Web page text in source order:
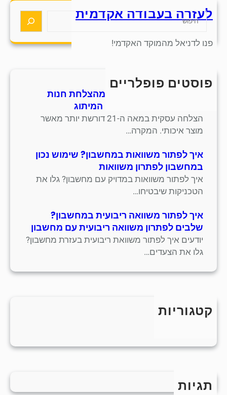
h
לעזרה בעבודה אקדמית
פנו לדניאל מהמוקד האקדמי!
S
a
פוסטים פופלריים
חמש אסטרטגיות למידה מהצלחת חנות
סנדלים מסורתית בתחום המיתוג
הצלחה עסקית במאה ה-21 דורשת יותר מאשר
מוצר איכותי. המקרה…
איך לפתור משוואות במחשבון? שימוש נכון
במחשבון לפתרון משוואות
איך לפתור משוואות במדויק עם מחשבון? גלו את
הטכניקות שיבטיחו…
איך לפתור משוואה ריבועית במחשבון?
שלבים לפתרון משוואה ריבועית עם מחשבון
יודעים איך לפתור משוואת ריבועית בעזרת מחשבון?
גלו את הצעדים…
קטגוריות
תגיות